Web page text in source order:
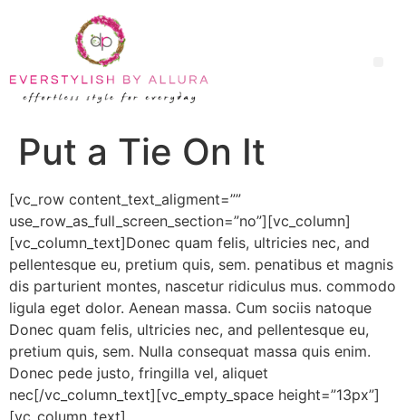
Put a Tie On It
[vc_row content_text_aligment=””
use_row_as_full_screen_section=”no”][vc_column]
[vc_column_text]Donec quam felis, ultricies nec, and
pellentesque eu, pretium quis, sem. penatibus et magnis
dis parturient montes, nascetur ridiculus mus. commodo
ligula eget dolor. Aenean massa. Cum sociis natoque
Donec quam felis, ultricies nec, and pellentesque eu,
pretium quis, sem. Nulla consequat massa quis enim.
Donec pede justo, fringilla vel, aliquet
nec[/vc_column_text][vc_empty_space height=”13px”]